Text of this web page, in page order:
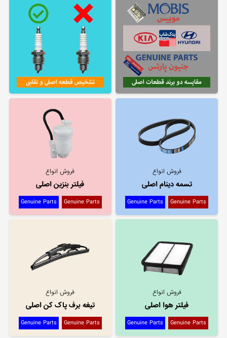
فروش انواع
تسمه دینام اصلی
Genuine Parts
Genuine Parts
فروش انواع
فیلتر بنزین اصلی
Genuine Parts
Genuine Parts
فروش انواع
فیلتر هوا اصلی
Genuine Parts
Genuine Parts
فروش انواع
تیغه برف پاک کن اصلی
Genuine Parts
Genuine Parts